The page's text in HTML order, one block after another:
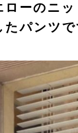
ローのニ
パンツで